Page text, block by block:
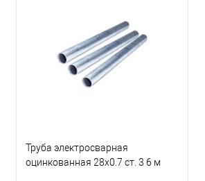
Купить в 1 клик
Сравнение
В избранное
Труба электросварная
оцинкованная 28х0.7 ст. 3 6 м